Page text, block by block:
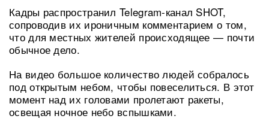
Кадры распространил Telegram-канал SHOT,
сопроводив их ироничным комментарием о том,
что для местных жителей происходящее — почти
обычное дело.
На видео большое количество людей собралось
под открытым небом, чтобы повеселиться. В этот
момент над их головами пролетают ракеты,
освещая ночное небо вспышками.